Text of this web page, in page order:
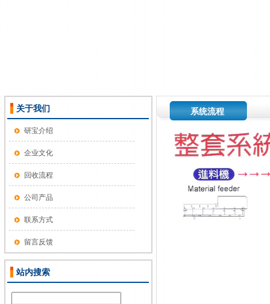
关于我们
研宝介绍
企业文化
回收流程
公司产品
联系方式
留言反馈
站内搜索
系统流程